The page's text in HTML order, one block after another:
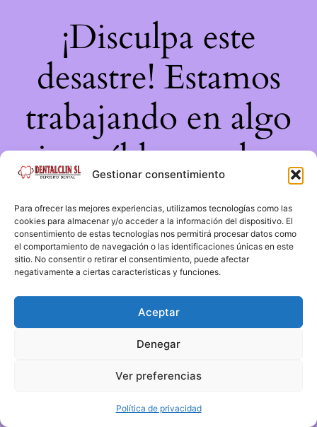
Gestionar consentimiento
Para ofrecer las mejores experiencias, utilizamos tecnologías como las
cookies para almacenar y/o acceder a la información del dispositivo. El
consentimiento de estas tecnologías nos permitirá procesar datos como
el comportamiento de navegación o las identificaciones únicas en este
sitio. No consentir o retirar el consentimiento, puede afectar
negativamente a ciertas características y funciones.
Aceptar
Denegar
Ver preferencias
Política de privacidad
¡Disculpa este
desastre! Estamos
trabajando en algo
increíble, ¡vuelve
pronto!